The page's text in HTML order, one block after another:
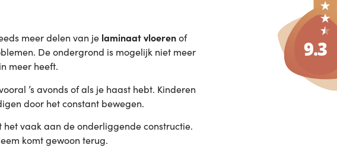
meer delen van je laminaat vloerenof
De ondergrond is mogelijk niet meer
meer heeft.
’s avonds of als je haast hebt. Kinderen
door het constant bewegen.
vaak aan de onderliggende constructie.
komt gewoon terug.